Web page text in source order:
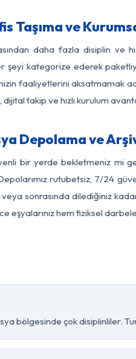
Taşıma ve
daha fazla disiplin
şeyi kategorize ederek
faaliyetlerini aksatmamak
takip ve hızlı kurulum
Depolama ve
bir yerde bekletmeniz
rutubetsiz, 7/24
sonrasında dilediğiniz
eşyalarınız hem fiziksel
bölgesinde çok disiplinliler.